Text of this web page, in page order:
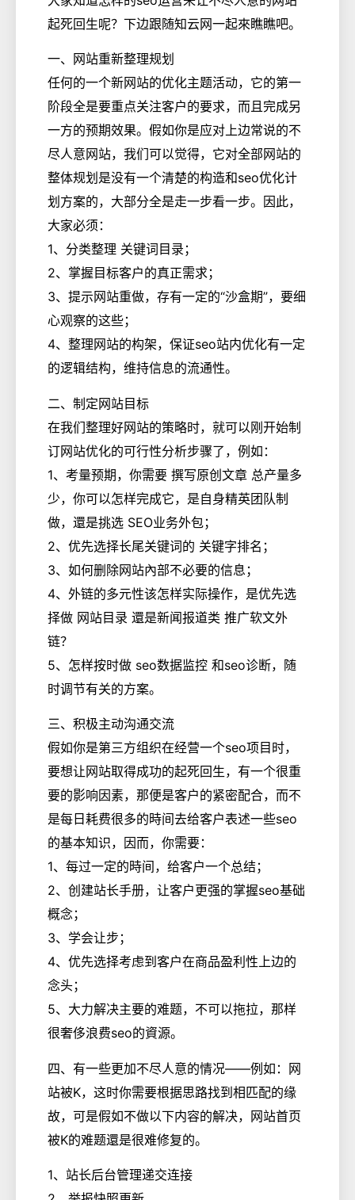
起死回生呢？下边跟随知云网一起來瞧瞧吧。
一、网站重新整理规划
任何的一个新网站的优化主题活动，它的第一
阶段全是要重点关注客户的要求，而且完成另
一方的预期效果。假如你是应对上边常说的不
尽人意网站，我们可以觉得，它对全部网站的
整体规划是没有一个清楚的构造和seo优化计
划方案的，大部分全是走一步看一步。因此，
大家必须：
1、分类整理 关键词目录；
2、掌握目标客户的真正需求；
3、提示网站重做，存有一定的“沙盒期”，要细
心观察的这些；
4、整理网站的构架，保证seo站内优化有一定
的逻辑结构，维持信息的流通性。
二、制定网站目标
在我们整理好网站的策略时，就可以刚开始制
订网站优化的可行性分析步骤了，例如：
1、考量预期，你需要 撰写原创文章 总产量多
少，你可以怎样完成它，是自身精英团队制
做，還是挑选 SEO业务外包；
2、优先选择长尾关键词的 关键字排名；
3、如何删除网站內部不必要的信息；
4、外链的多元性该怎样实际操作，是优先选
择做 网站目录 還是新闻报道类 推广软文外
链？
5、怎样按时做 seo数据监控 和seo诊断，随
时调节有关的方案。
三、积极主动沟通交流
假如你是第三方组织在经营一个seo项目时，
要想让网站取得成功的起死回生，有一个很重
要的影响因素，那便是客户的紧密配合，而不
是每日耗费很多的時间去给客户表述一些seo
的基本知识，因而，你需要：
1、每过一定的時间，给客户一个总结；
2、创建站长手册，让客户更强的掌握seo基础
概念；
3、学会让步；
4、优先选择考虑到客户在商品盈利性上边的
念头；
5、大力解决主要的难题，不可以拖拉，那样
很奢侈浪费seo的資源。
四、有一些更加不尽人意的情况——例如：网
站被K，这时你需要根据思路找到相匹配的缘
故，可是假如不做以下内容的解决，网站首页
被K的难题還是很难修复的。
1、站长后台管理递交连接